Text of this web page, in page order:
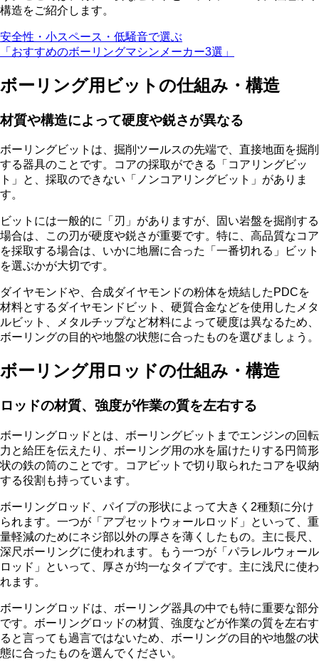
構造をご紹介します。
安全性・小スペース・低騒音で選ぶ
「おすすめのボーリングマシンメーカー3選」
ボーリング用ビットの仕組み・構造
材質や構造によって硬度や鋭さが異なる
ボーリングビットは、 掘削ツールスの先端で、直接地面を掘削
する器具のことです。コアの採取ができる「コアリングビッ
ト」と、採取のできない「ノンコアリングビット」がありま
す。
ビットには一般的に「刃」がありますが、固い岩盤を掘削する
場合は、この刃が硬度や鋭さが重要です。特に、高品質なコア
を採取する場合は、いかに地層に合った「一番切れる」ビット
を選ぶかが大切です。
ダイヤモンドや、合成ダイヤモンドの粉体を焼結したPDCを
材料とするダイヤモンドビット、硬質合金などを使用したメタ
ルビット、メタルチップなど材料によって硬度は異なるため、
ボーリングの目的や地盤の状態に合ったものを選びましょう。
ボーリング用ロッドの仕組み・構造
ロッドの材質、強度が作業の質を左右する
ボーリングロッドとは、ボーリングビットまでエンジンの回転
力と給圧を伝えたり、ボーリング用の水を届けたりする円筒形
状の鉄の筒のことです。コアビットで切り取られたコアを収納
する役割も持っています。
ボーリングロッド、パイプの形状によって大きく2種類に分け
られます。一つが「アプセットウォールロッド」といって、重
量軽減のためにネジ部以外の厚さを薄くしたもの。主に長尺、
深尺ボーリングに使われます。もう一つが「パラレルウォール
ロッド」といって、厚さが均一なタイプです。主に浅尺に使わ
れます。
ボーリングロッドは、ボーリング器具の中でも特に重要な部分
です。ボーリングロッドの材質、強度などが作業の質を左右す
ると言っても過言ではないため、ボーリングの目的や地盤の状
態に合ったものを選んでください。